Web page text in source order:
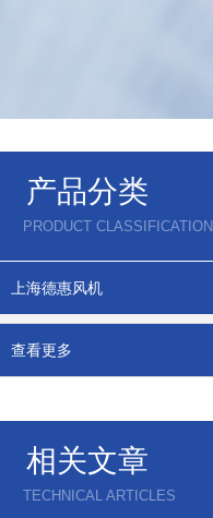
产品分类
PRODUCT CLASSIFICATION
上海德惠风机
查看更多
相关文章
TECHNICAL ARTICLES